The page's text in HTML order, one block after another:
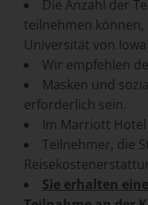
Die Anzahl der
teilnehmen
Universität von
Wir empfehlen
Masken und
erforderlich sein.
Im Marriott
Teilnehmer, die
Sie erhalten